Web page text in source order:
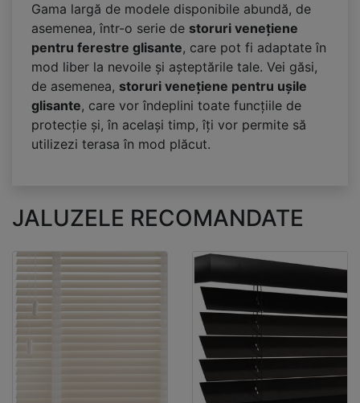
Gama largă de modele disponibile abundă, de
asemenea, într-o serie de storuri venețiene
pentru ferestre glisante, care pot fi adaptate în
mod liber la nevoile și așteptările tale. Vei găsi,
de asemenea, storuri venețiene pentru ușile
glisante, care vor îndeplini toate funcțiile de
protecție și, în același timp, îți vor permite să
utilizezi terasa în mod plăcut.
JALUZELE RECOMANDATE